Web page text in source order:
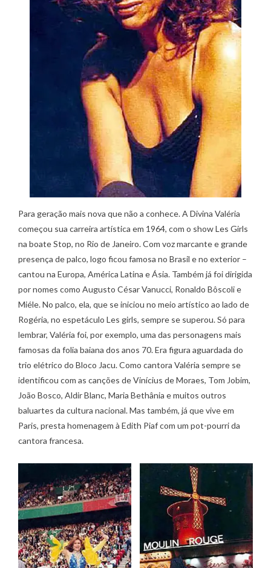
Para geração mais nova que não a conhece. A Divina Valéria
começou sua carreira artística em 1964, com o show Les Girls
na boate Stop, no Rio de Janeiro. Com voz marcante e grande
presença de palco, logo ficou famosa no Brasil e no exterior –
cantou na Europa, América Latina e Ásia. Também já foi dirigida
por nomes como Augusto César Vanucci, Ronaldo Bôscoli e
Miéle. No palco, ela, que se iniciou no meio artístico ao lado de
Rogéria, no espetáculo Les girls, sempre se superou. Só para
lembrar, Valéria foi, por exemplo, uma das personagens mais
famosas da folia baiana dos anos 70. Era figura aguardada do
trio elétrico do Bloco Jacu. Como cantora Valéria sempre se
identificou com as canções de Vinícius de Moraes, Tom Jobim,
João Bosco, Aldir Blanc, Maria Bethânia e muitos outros
baluartes da cultura nacional. Mas também, já que vive em
Paris, presta homenagem à Edith Piaf com um pot-pourri da
cantora francesa.